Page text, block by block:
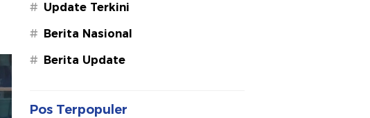
# Update Terkini
# Berita Nasional
# Berita Update
Pos Terpopuler